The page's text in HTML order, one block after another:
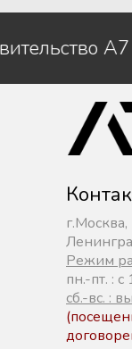
г.Москва,
Режим
пн.-пт. :
сб.-вс. :